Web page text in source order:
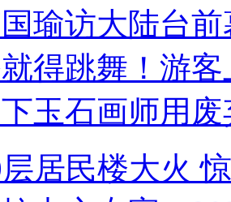
瑜访大陆台
得跳舞！游客
玉石画师用
层居民楼大火